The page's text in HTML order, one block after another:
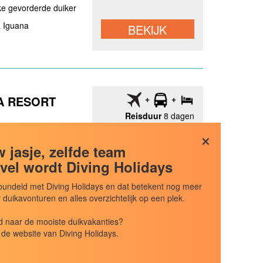
BEKIJK
gevorderde duiker
Iguana
Reisduur8 dagen
RESORT
duikers
Center
×
jasje, zelfde team
wordt Diving Holidays
met Diving Holidays en dat betekent nog meer
en alles overzichtelijk op een plek.
naar de mooiste duikvakanties?
website van Diving Holidays.